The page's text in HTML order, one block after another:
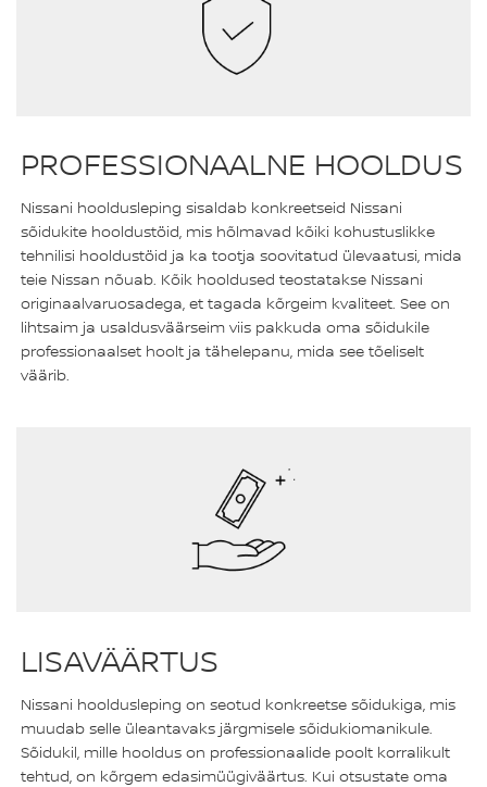
PROFESSIONAALNE HOOLDUS
Nissani hooldusleping sisaldab konkreetseid Nissani
sõidukite hooldustöid, mis hõlmavad kõiki kohustuslikke
tehnilisi hooldustöid ja ka tootja soovitatud ülevaatusi, mida
teie Nissan nõuab. Kõik hooldused teostatakse Nissani
originaalvaruosadega, et tagada kõrgeim kvaliteet. See on
lihtsaim ja usaldusväärseim viis pakkuda oma sõidukile
professionaalset hoolt ja tähelepanu, mida see tõeliselt
väärib.
LISAVÄÄRTUS
Nissani hooldusleping on seotud konkreetse sõidukiga, mis
muudab selle üleantavaks järgmisele sõidukiomanikule.
Sõidukil, mille hooldus on professionaalide poolt korralikult
tehtud, on kõrgem edasimüügiväärtus. Kui otsustate oma